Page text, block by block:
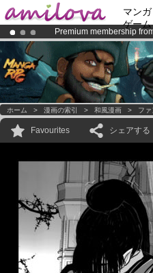
マン
ゲー
Premium membership
AmilovaKickstarter is
Already 100000members
ホーム > 漫画の索引 > 和風漫画 > フ
Favourites シェアする